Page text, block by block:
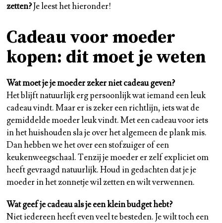
zetten?Je leest het hieronder!
Cadeau voor moeder
kopen: dit moet je weten
Wat moet je je moeder zeker niet cadeau geven?
Het blijft natuurlijk erg persoonlijk wat iemand een leuk
cadeau vindt. Maar er is zeker een richtlijn, iets wat de
gemiddelde moeder leuk vindt. Met een cadeau voor iets
in het huishouden sla je over het algemeen de plank mis.
Dan hebben we het over een stofzuiger of een
keukenweegschaal. Tenzij je moeder er zelf expliciet om
heeft gevraagd natuurlijk. Houd in gedachten dat je je
moeder in het zonnetje wil zetten en wilt verwennen.
Wat geef je cadeau als je een klein budget hebt?
Niet iedereen heeft even veel te besteden. Je wilt toch een